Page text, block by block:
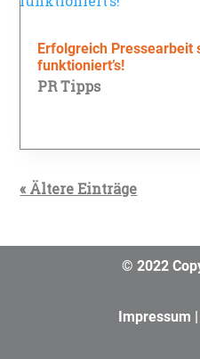
Erfolgreich Pressearbeit
funktioniert’s!
PR Tipps
« Ältere Einträge
© 2022
Impressum |